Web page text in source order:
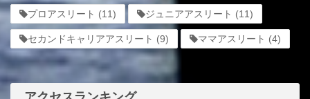
プロアスリート (11) ジュニアアスリート (11)
セカンドキャリアアスリート (9) ママアスリート (4)